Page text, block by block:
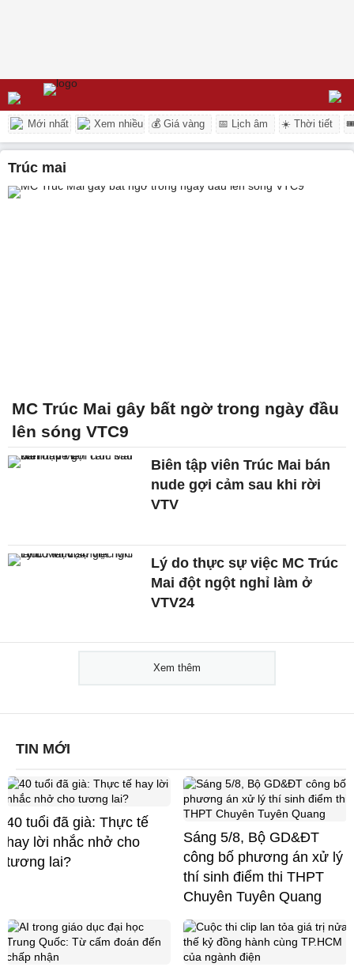
Mới nhất Xem nhiều 💰 Giá vàng 📅 Lịch âm ☀️ Thời tiết
trúc mai
MC Trúc Mai gây bất ngờ trong ngày đầu
lên sóng VTC9
Biên tập viên Trúc Mai bán
nude gợi cảm sau khi rời
VTV
Lý do thực sự việc MC Trúc
Mai đột ngột nghỉ làm ở
VTV24
Xem thêm
TIN MỚI
40 tuổi đã già: Thực tế
hay lời nhắc nhở cho
tương lai?
Sáng 5/8, Bộ GD&ĐT
công bố phương án xử lý
thí sinh điểm thi THPT
Chuyên Tuyên Quang